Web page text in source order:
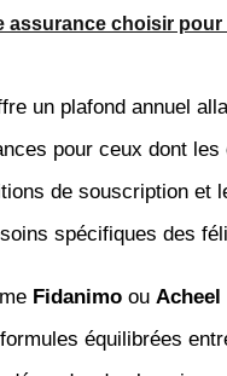
assurance choisir
un plafond annuel
pour ceux dont
de souscription et
spécifiques des
Fidanimoou Acheel
équilibrées